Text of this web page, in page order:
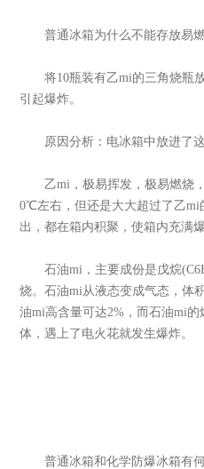
普通冰箱为什么不能存放易燃
将10瓶装有乙mi的三角烧瓶放
引起爆炸。
原因分析：电冰箱中放进了这
乙mi，极易挥发，极易燃烧，
0℃左右，但还是大大超过了乙mi
出，都在箱内积聚，使箱内充满
石油mi，主要成份是戊烷
烧。石油mi从液态变成气态，体
油mi高含量可达2%，而石油mi
体，遇上了电火花就发生爆炸。
普通冰箱和化学防爆冰箱有